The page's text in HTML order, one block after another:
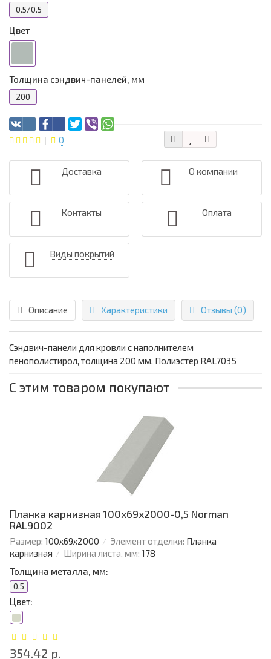
0.5/0.5
Цвет
Толщина сэндвич-панелей, мм
200
0
Доставка О компании
Контакты Оплата
Виды покрытий
Описание Характеристики Отзывы (0)
Сэндвич-панели для кровли с наполнителем
пенополистирол, толщина 200 мм, Полиэстер RAL7035
С этим товаром покупают
Планка карнизная 100х69х2000-0,5 Norman
RAL9002
Размер: 100х69х2000 Элемент отделки: Планка
карнизная
Ширина листа, мм: 178
Толщина металла, мм:
0.5
Цвет:
354.42 р.